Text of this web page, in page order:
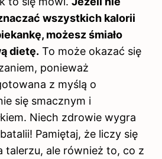
wszystkich kalorii
możesz śmiało
dietę. To może okazać się
ponieważ
z myślą o
się smacznym i
Niech zdrowie wygra
Pamiętaj, że liczy się
talerzu, ale również to, co z